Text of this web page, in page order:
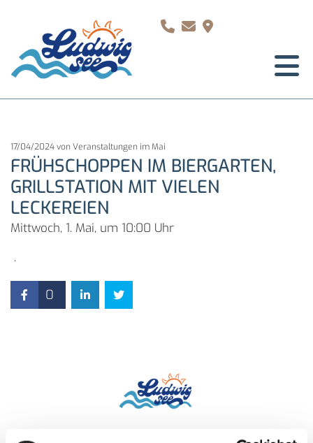
  
17/04/2024von Veranstaltungen im Mai
FRÜHSCHOPPEN IM BIERGARTEN,
GRILLSTATION MIT VIELEN
LECKEREIEN
Mittwoch, 1. Mai, um 10:00 Uhr
.
0